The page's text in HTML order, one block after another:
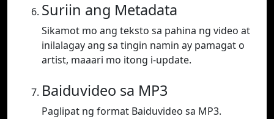
Suriin ang Metadata
Sikamot mo ang teksto sa pahina ng video at
inilalagay ang sa tingin namin ay pamagat o
artist, maaari mo itong i-update.
Baiduvideo sa MP3
Paglipat ng format Baiduvideo sa MP3.